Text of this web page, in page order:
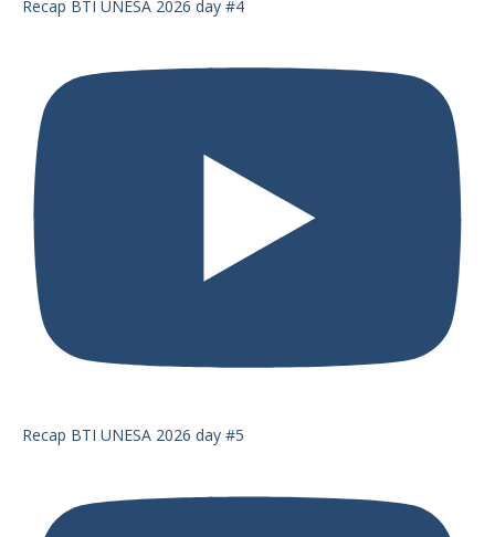
Recap BTI UNESA 2026 day #4
Recap BTI UNESA 2026 day #5